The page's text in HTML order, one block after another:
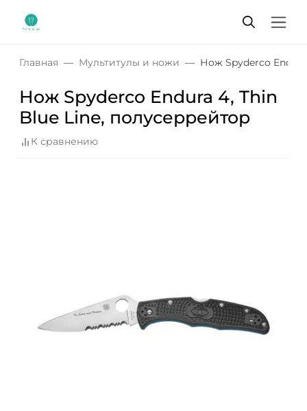
Главная Мультитулы и ножи Нож Spyderco
Нож Spyderco Endura 4, Thin
Blue Line, полусеррейтор
К сравнению